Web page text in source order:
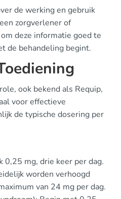
de werking en gebruik
zorgverlener of
deze informatie goed te
de behandeling begint.
ook bekend als Requip,
voor effectieve
de typische dosering per
0,25 mg, drie keer per dag.
worden verhoogd
van 24 mg per dag.